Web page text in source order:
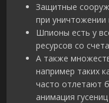
Защитные
при уничтожении
Шпионы есть у
ресурсов со
А также
например таких
часто отлетают
анимация